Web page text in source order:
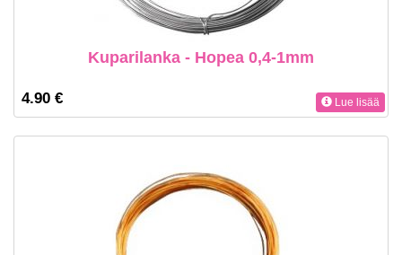
Kuparilanka - Hopea 0,4-1mm
4.90 € Lue lisää